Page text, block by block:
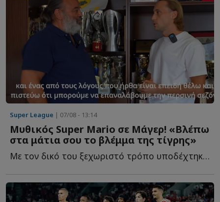
Super League | 07/08 - 13:14
Μυθικός Super Mario σε Μάγερ! «Βλέπω
στα μάτια σου το βλέμμα της τίγρης»
Με τον δικό του ξεχωριστό τρόπο υποδέχτηκε ο ιδιοκτήτης τ...